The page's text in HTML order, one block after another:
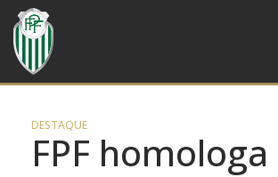
DESTAQUE
FPF homologa